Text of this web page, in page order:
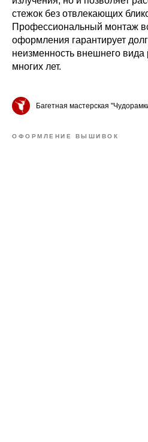
стежок без отвлекающих
Профессиональный монтаж
оформления гарантирует
неизменность внешнего
многих лет.
Багетная мастерская
ОФОРМЛЕНИЕ ВЫШИВОК